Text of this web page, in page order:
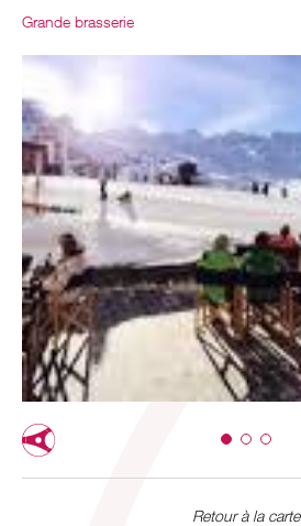
Grande brasserie
Retour à la carte